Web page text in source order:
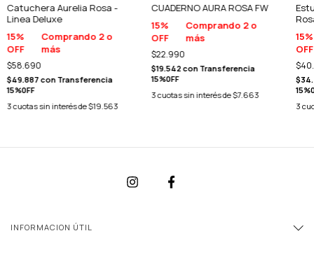
Catuchera Aurelia Rosa -
Linea Deluxe
15%
OFF
Comprando 2 o
más
$58.690
$49.887 con Transferencia
15%0FF
3cuotas sin interés de$19.563
CUADERNO AURA ROSA FW
15%
OFF
Comprando 2 o
más
$22.990
$19.542 con Transferencia
15%0FF
3cuotas sin interés de$7.663
15%
OFF
3
INFORMACION ÚTIL